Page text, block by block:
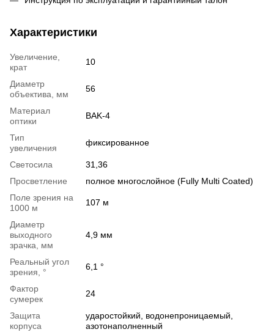
Характеристики
Увеличение,
крат
10
Диаметр
объектива, мм
56
Материал
оптики
BAK-4
Тип
увеличения
фиксированное
Светосила
31,36
Просветление
полное многослойное (Fully Multi Coated)
Поле зрения на
1000 м
107 м
Диаметр
выходного
зрачка, мм
4,9 мм
Реальный угол
зрения, °
6,1 °
Фактор
сумерек
24
Защита
корпуса
ударостойкий, водонепроницаемый,
азотонаполненный